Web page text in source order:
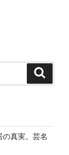
真実。芸名